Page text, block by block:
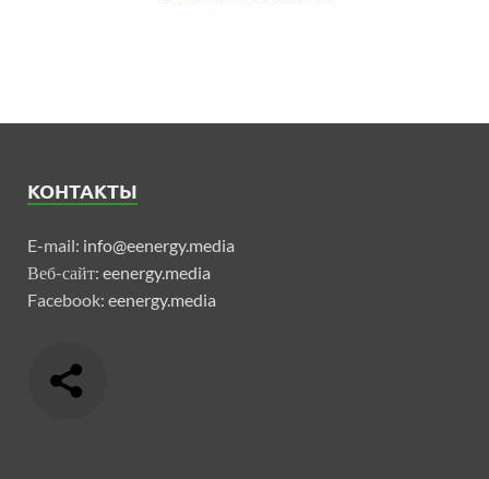
КОНТАКТЫ
E-mail: info@eenergy.media
Веб-сайт: eenergy.media
Facebook: eenergy.media